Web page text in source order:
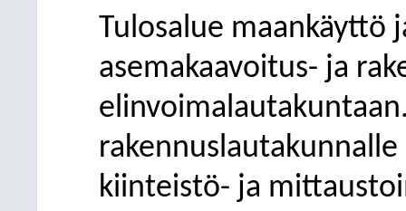
Tulosalue maankäyttö
asemakaavoitus- ja
kiinteistö- ja